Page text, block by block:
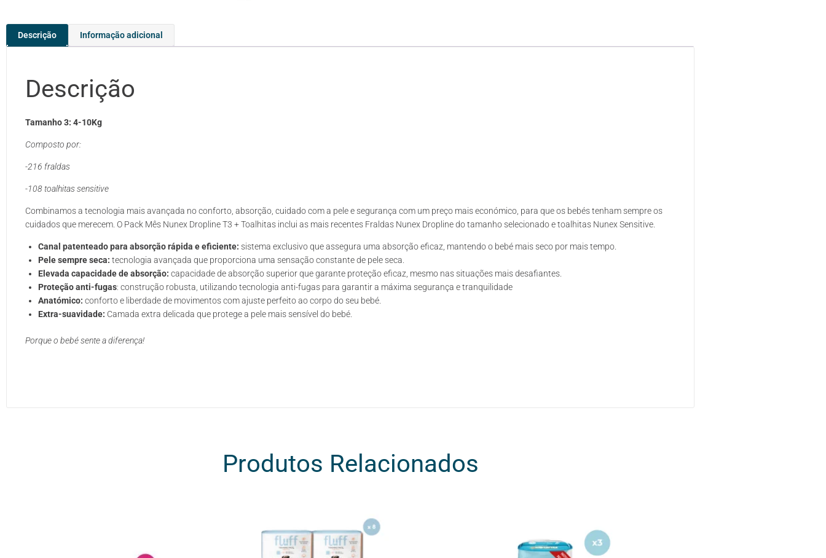
Descrição Informação adicional
Descrição
Tamanho 3: 4-10Kg
Composto por:
-216 fraldas
-108 toalhitas sensitive
Combinamos a tecnologia mais avançada no conforto, absorção, cuidado com a pele e segurança com um preço mais económico, para que os bebés tenham sempre os
cuidados que merecem. O Pack Mês Nunex Dropline T3 + Toalhitas inclui as mais recentes Fraldas Nunex Dropline do tamanho selecionado e toalhitas Nunex Sensitive.
Canal patenteado para absorção rápida e eficiente: sistema exclusivo que assegura uma absorção eficaz, mantendo o bebé mais seco por mais tempo.
Pele sempre seca: tecnologia avançada que proporciona uma sensação constante de pele seca.
Elevada capacidade de absorção: capacidade de absorção superior que garante proteção eficaz, mesmo nas situações mais desafiantes.
Proteção anti-fugas: construção robusta, utilizando tecnologia anti-fugas para garantir a máxima segurança e tranquilidade
Anatómico: conforto e liberdade de movimentos com ajuste perfeito ao corpo do seu bebé.
Extra-suavidade: Camada extra delicada que protege a pele mais sensível do bebé.
Porque o bebé sente a diferença!
Produtos Relacionados